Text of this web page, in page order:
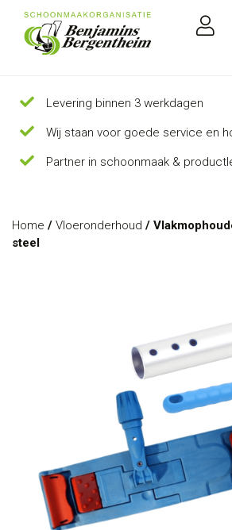
Levering binnen 3 werkdagen
Wij staan voor goede service en
Partner in schoonmaak &
Home / Vloeronderhoud /
steel